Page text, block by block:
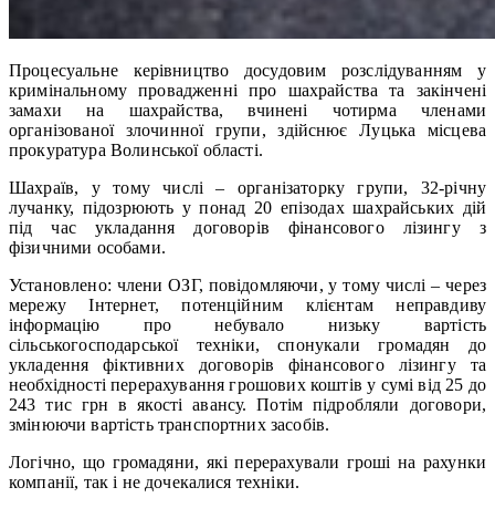
Процесуальне керівництво досудовим розслідуванням у
кримінальному провадженні про шахрайства та закінчені
замахи на шахрайства, вчинені чотирма членами
організованої злочинної групи, здійснює Луцька місцева
прокуратура Волинської області.
Шахраїв, у тому числі – організаторку групи, 32-річну
лучанку, підозрюють у понад 20 епізодах шахрайських дій
під час укладання договорів фінансового лізингу з
фізичними особами.
Установлено: члени ОЗГ, повідомляючи, у тому числі – через
мережу Інтернет, потенційним клієнтам неправдиву
інформацію про небувало низьку вартість
сільськогосподарської техніки, спонукали громадян до
укладення фіктивних договорів фінансового лізингу та
необхідності перерахування грошових коштів у сумі від 25 до
243 тис грн в якості авансу. Потім підробляли договори,
змінюючи вартість транспортних засобів.
Логічно, що громадяни, які перерахували гроші на рахунки
компанії, так і не дочекалися техніки.